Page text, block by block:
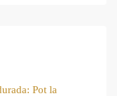
Pot la